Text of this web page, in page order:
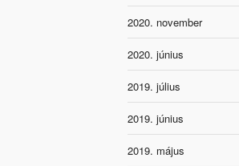
2020. november
2020. június
2019. július
2019. június
2019. május